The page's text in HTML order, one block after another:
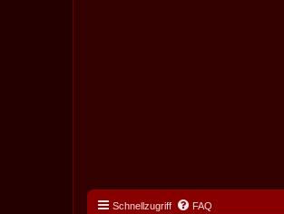
Schnellzugriff FAQ